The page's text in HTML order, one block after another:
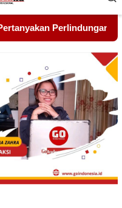
Dulu Bermukim Di